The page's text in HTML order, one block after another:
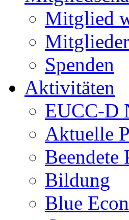
Mitglied
Spenden
Aktivitäten
EUCC-D
Aktuelle
Beendete
Bildung
Blue